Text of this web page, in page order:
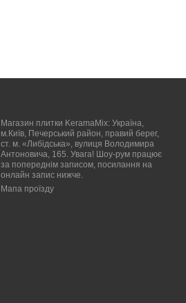
Магазин плитки KeramaMix: Україна,
м.Київ, Печерський район, правий берег,
ст. м. «Либідська», вулиця Володимира
Антоновича, 165. Увага! Шоу-рум працює
за попереднім записом, посилання на
онлайн запис нижче.
Мапа проїзду